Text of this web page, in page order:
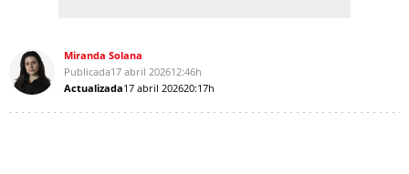
Miranda Solana
Publicada17 abril 202612:46h
Actualizada17 abril 202620:17h